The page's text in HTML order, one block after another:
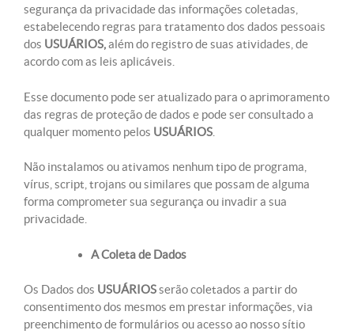
segurança da privacidade das informações coletadas,
estabelecendo regras para tratamento dos dados pessoais
dos USUÁRIOS,além do registro de suas atividades, de
acordo com as leis aplicáveis.
Esse documento pode ser atualizado para o aprimoramento
das regras de proteção de dados e pode ser consultado a
qualquer momento pelos USUÁRIOS
Não instalamos ou ativamos nenhum tipo de programa,
vírus, script, trojans ou similares que possam de alguma
forma comprometer sua segurança ou invadir a sua
privacidade.
A Coleta de Dados
Os Dados dos USUÁRIOSserão coletados a partir do
consentimento dos mesmos em prestar informações, via
preenchimento de formulários ou acesso ao nosso sítio